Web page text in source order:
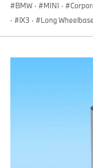
BMW · MINI ·
·
iX3 · Long Wheelbase